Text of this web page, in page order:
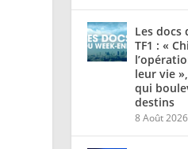
Les docs
TF1 : «
leur vie
qui
destins
8 Août 2026